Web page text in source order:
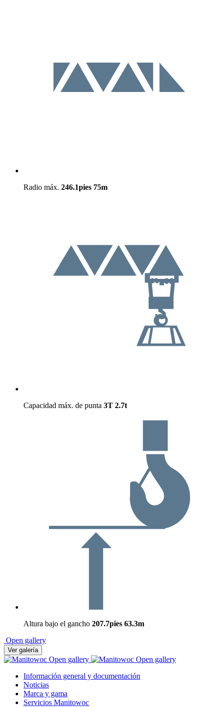
Radio máx. 246.1pies 75m
Capacidad máx. de punta 3T 2.7t
Altura bajo el gancho 207.7pies 63.3m
Open gallery
Ver galería
Open gallery
Open gallery
Información general y documentación
Noticias
Marca y gama
Servicios Manitowoc